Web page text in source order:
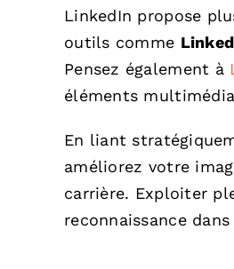
LinkedIn propose
outils comme
Pensez également à
éléments
En liant
améliorez votre
carrière. Exploiter
reconnaissance